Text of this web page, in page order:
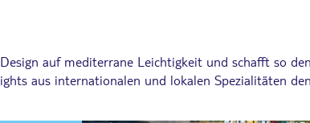
auf mediterrane Leichtigkeit und schafft so den
aus internationalen und lokalen Spezialitäten